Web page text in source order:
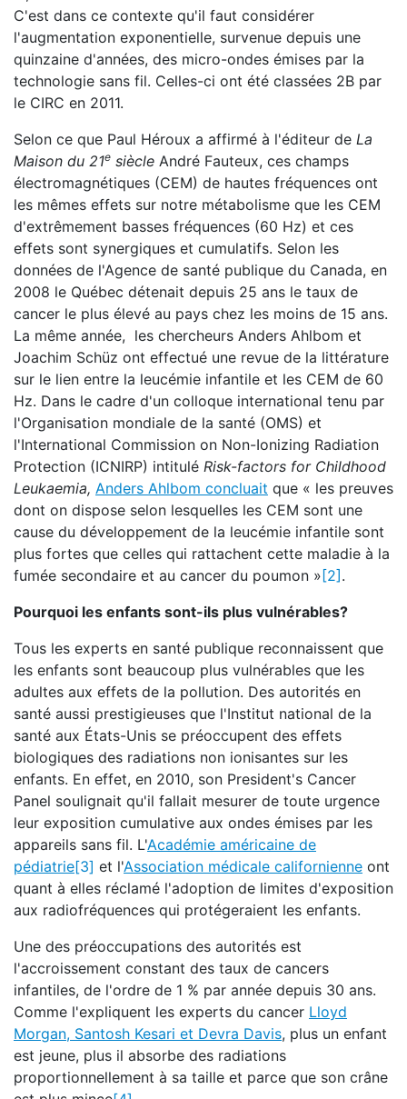
C'est dans ce contexte qu'il faut considérer
l'augmentation exponentielle, survenue depuis une
quinzaine d'années, des micro-ondes émises par la
technologie sans fil. Celles-ci ont été classées 2B par
le CIRC en 2011.
Selon ce que Paul Héroux a affirmé à l'éditeur de La
Maison du 21e siècle André Fauteux, ces champs
électromagnétiques (CEM) de hautes fréquences ont
les mêmes effets sur notre métabolisme que les CEM
d'extrêmement basses fréquences (60 Hz) et ces
effets sont synergiques et cumulatifs. Selon les
données de l'Agence de santé publique du Canada, en
2008 le Québec détenait depuis 25 ans le taux de
cancer le plus élevé au pays chez les moins de 15 ans.
La même année, les chercheurs Anders Ahlbom et
Joachim Schüz ont effectué une revue de la littérature
sur le lien entre la leucémie infantile et les CEM de 60
Hz. Dans le cadre d'un colloque international tenu par
l'Organisation mondiale de la santé (OMS) et
l'International Commission on Non-Ionizing Radiation
Protection (ICNIRP) intitulé Risk-factors for Childhood
Leukaemia, Anders Ahlbom concluait que « les preuves
dont on dispose selon lesquelles les CEM sont une
cause du développement de la leucémie infantile sont
plus fortes que celles qui rattachent cette maladie à la
fumée secondaire et au cancer du poumon » [2] .
Pourquoi les enfants sont-ils plus vulnérables?
Tous les experts en santé publique reconnaissent que
les enfants sont beaucoup plus vulnérables que les
adultes aux effets de la pollution. Des autorités en
santé aussi prestigieuses que l'Institut national de la
santé aux États-Unis se préoccupent des effets
biologiques des radiations non ionisantes sur les
enfants. En effet, en 2010, son President's Cancer
Panel soulignait qu'il fallait mesurer de toute urgence
leur exposition cumulative aux ondes émises par les
appareils sans fil. L'Académie américaine de
pédiatrie[3] et l'Association médicale californienne ont
quant à elles réclamé l'adoption de limites d'exposition
aux radiofréquences qui protégeraient les enfants.
Une des préoccupations des autorités est
l'accroissement constant des taux de cancers
infantiles, de l'ordre de 1 % par année depuis 30 ans.
Comme l'expliquent les experts du cancer Lloyd
Morgan, Santosh Kesari et Devra Davis, plus un enfant
est jeune, plus il absorbe des radiations
proportionnellement à sa taille et parce que son crâne